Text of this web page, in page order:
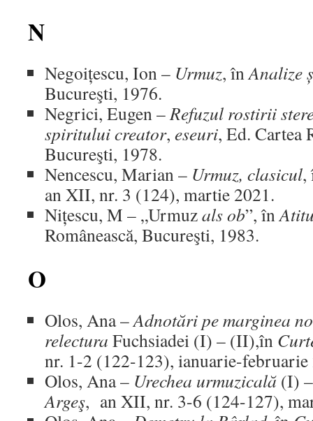
N
Negoițescu, Ion – Urmuz, înAnalize
Bucureşti, 1976.
Negrici, Eugen –Refuzul rostirii
spiritului creator, eseuri, Ed. Cartea
Bucureşti, 1978.
Nencescu, Marian – Urmuz, clasicul,
an XII, nr. 3 (124), martie 2021.
Nițescu, M – „Urmuzals ob”, în
Românească, Bucureşti, 1983.
O
Olos, Ana –Adnotări pe marginea
relectura Fuchsiadei (I) – (II),în
nr. 1-2 (122-123), ianuarie-februarie
Olos, Ana – Urechea urmuzicală (I)
Argeş, an XII, nr. 3-6 (124-127),